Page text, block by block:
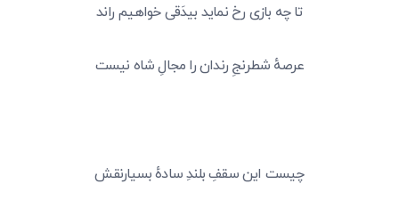
تا چه بازی رخ نماید بیدَقی خواهیم راند
عرصهٔ شطرنجِ رندان را مجالِ شاه نیست
چیست این سقفِ بلندِ سادهٔ بسیارنقش